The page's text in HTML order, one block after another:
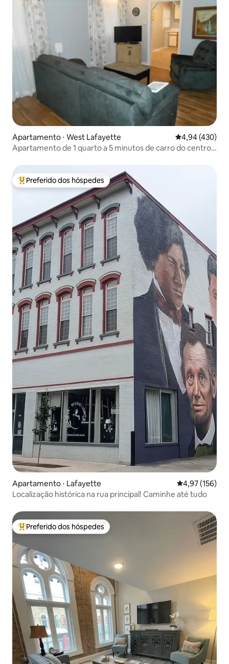
Apartamento ⋅ West Lafayette 4,94 de uma
4,94 (430)
Apartamento de 1 quarto a 5 minutos de carro do centro
Entre os melhores preferidos dos hóspedes
Preferido dos hóspedes
Apartamento ⋅ Lafayette 4,97 de uma
4,97 (156)
Localização histórica na rua principal! Caminhe até tudo
Entre os melhores preferidos dos hóspedes
Preferido dos hóspedes